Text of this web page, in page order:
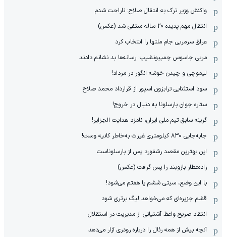
واکنش وزیر ترک به انتقال صلاح: ناراحت شدم
انتقال مهم پدیده 20 ساله منتفی شد (عکس)
عراق سرمربی جام ملتها را انتخاب کرد
مربی جاسوس چمپیونشیپ: رسانه‌ها بد نشانم دادند
لیموچی و چیدن خوشه انگور در مرداد!
سود استثنایی ترابزون اسپور از قرارداد محمد صلاح
ستاره جوان بارسلونا به دنبال در خروج!
گزینه سابق تیم ملی ایران، نامزد هدایت الجزایر!
جابه‌جایی ۸۳۰ کیلومتری غیرت به‌خاطر کانیه وست!
این بهترین مقصد رشفورد پس از بارسلوناست
زاده‌عطار بازوبند را پس گرفت (عکس)
با این وضع، سیتی ششم یا هفتم می‌شود!
قشم جزیره‌ای که می‌خواهد لیگ برتری شود
انتقاد صریح واعظ آشتیانی از مدیریت در استقلال
آنچه بیش از همه رئال را درباره رودری آزار می‌دهد